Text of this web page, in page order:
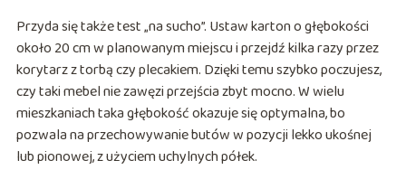
Przyda się także test „na sucho”. Ustaw karton o głębokości
około 20 cm w planowanym miejscu i przejdź kilka razy przez
korytarz z torbą czy plecakiem. Dzięki temu szybko poczujesz,
czy taki mebel nie zawęzi przejścia zbyt mocno. W wielu
mieszkaniach taka głębokość okazuje się optymalna, bo
pozwala na przechowywanie butów w pozycji lekko ukośnej
lub pionowej, z użyciem uchylnych półek.